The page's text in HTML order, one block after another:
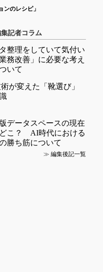
ンのレシピ」
記者コラム
整理をしていて気付い
務改善」に必要な考え
いて
が変えた「靴選び」
データスペースの現在
こ？ AI時代における
勝ち筋について
≫ 編集後記一覧